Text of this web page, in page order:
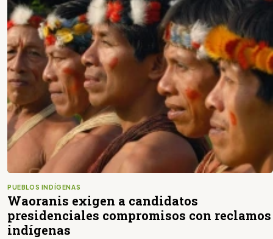
PUEBLOS INDÍGENAS
Waoranis exigen a candidatos
presidenciales compromisos con reclamos
indígenas